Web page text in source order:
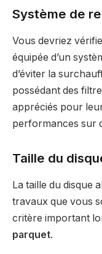
Système de
Vous devriez
équipée d’un
d’éviter la
possédant des
appréciés pour
performances sur
Taille du
La taille du disque
travaux que vous
critère important
parquet.